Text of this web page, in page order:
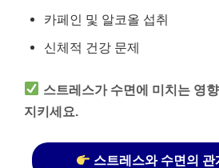
카페인 및 알코올 섭취
신체적 건강 문제
스트레스가 수면에 미치는 영
지키세요.
스트레스와 수면의 관